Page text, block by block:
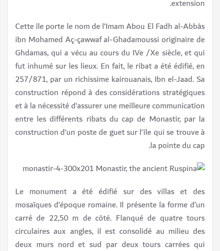
extension.
Cette île porte le nom de l’Imam Abou El Fadh al-Abbâs
ibn Mohamed Aç-çawwaf al-Ghadamoussi originaire de
Ghdamas, qui a vécu au cours du IVe /Xe siècle, et qui
fut inhumé sur les lieux. En fait, le ribat a été édifié, en
257/871, par un richissime kairouanais, Ibn el-Jaad. Sa
construction répond à des considérations stratégiques
et à la nécessité d’assurer une meilleure communication
entre les différents ribats du cap de Monastir, par la
construction d’un poste de guet sur l’île qui se trouve à
la pointe du cap.
Le monument a été édifié sur des villas et des
mosaïques d’époque romaine. Il présente la forme d’un
carré de 22,50 m de côté. Flanqué de quatre tours
circulaires aux angles, il est consolidé au milieu des
deux murs nord et sud par deux tours carrées qui